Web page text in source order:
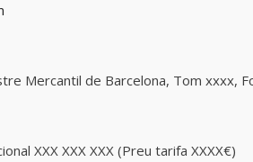
Mercantil de Barcelona, Tom xxxx,
XXX XXX XXX (Preu tarifa XXXX€)